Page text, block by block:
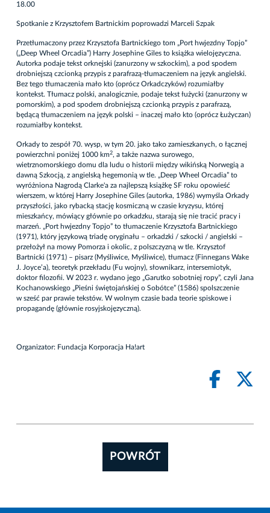
18.00
Spotkanie z Krzysztofem Bartnickim poprowadzi Marceli Szpak
Przetłumaczony przez Krzysztofa Bartnickiego tom „Port hwjezdny Topjo”
(„Deep Wheel Orcadia”) Harry Josephine Giles to książka wielojęzyczna.
Autorka podaje tekst orknejski (zanurzony w szkockim), a pod spodem
drobniejszą czcionką przypis z parafrazą-tłumaczeniem na język angielski.
Bez tego tłumaczenia mało kto (oprócz Orkadczyków) rozumiałby
kontekst. Tłumacz polski, analogicznie, podaje tekst łużycki (zanurzony w
pomorskim), a pod spodem drobniejszą czcionką przypis z parafrazą,
będącą tłumaczeniem na język polski – inaczej mało kto (oprócz Łużyczan)
rozumiałby kontekst.
Orkady to zespół 70. wysp, w tym 20. jako tako zamieszkanych, o łącznej
powierzchni poniżej 1000 km2, a także nazwa surowego,
wietrznomorskiego domu dla ludu o historii między wikińską Norwegią a
dawną Szkocją, z angielską hegemonią w tle. „Deep Wheel Orcadia” to
wyróżniona Nagrodą Clarke'a za najlepszą książkę SF roku opowieść
wierszem, w której Harry Josephine Giles (autorka, 1986) wymyśla Orkady
przyszłości, jako rybacką stację kosmiczną w czasie kryzysu, której
mieszkańcy, mówiący głównie po orkadzku, starają się nie tracić pracy i
marzeń. „Port hwjezdny Topjo” to tłumaczenie Krzysztofa Bartnickiego
(1971), który językową triadę oryginału – orkadzki / szkocki / angielski –
przełożył na mowy Pomorza i okolic, z polszczyzną w tle. Krzysztof
Bartnicki (1971) – pisarz (Myśliwice, Myśliwice), tłumacz (Finnegans Wake
J. Joyce’a), teoretyk przekładu (Fu wojny), słownikarz, intersemiotyk,
doktor filozofii. W 2023 r. wydano jego „Garutko sobotniej ropy”, czyli Jana
Kochanowskiego „Pieśni świętojańskiej o Sobótce” (1586) spolszczenie
w sześć par prawie tekstów. W wolnym czasie bada teorie spiskowe i
propagandę (głównie rosyjskojęzyczną).
Organizator: Fundacja Korporacja Ha!art
POWRÓT